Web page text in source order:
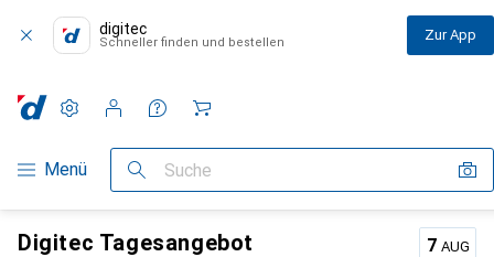
digitec
Schneller finden und bestellen Zur App
Navigation nach Kategorien
Menü Suche
Einstellungen
Kundenkonto
Vergleichslisten
Merklisten
Warenkorb
digitec.ch – der Onlineshop für alles Digitale
Digitec Tagesangebot 7 AUG